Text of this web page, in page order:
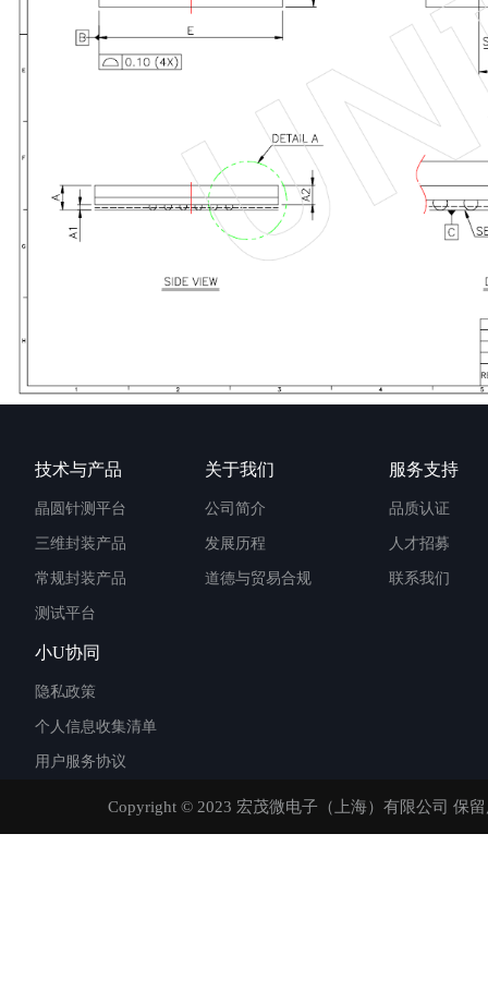
技术与产品
晶圆针测平台
三维封装产品
常规封装产品
测试平台
关于我们
公司简介
发展历程
道德与贸易合规
服务支持
品质认证
人才招募
联系我们
小U协同
隐私政策
个人信息收集清单
用户服务协议
Copyright © 2023 宏茂微电子（上海）有限公司 保